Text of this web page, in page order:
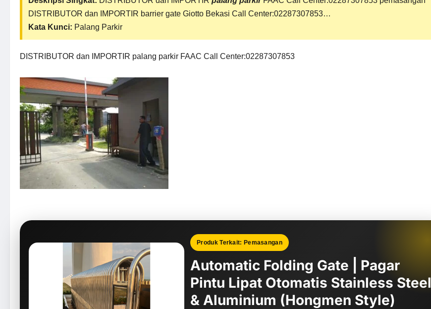
DISTRIBUTOR dan IMPORTIR barrier gate Giotto Bekasi Call Center:02287307853…
Kata Kunci: Palang Parkir
DISTRIBUTOR dan IMPORTIR palang parkir FAAC Call Center:02287307853
Produk Terkait: Pemasangan
Automatic Folding Gate | Pagar
Pintu Lipat Otomatis Stainless Steel
& Aluminium (Hongmen Style)